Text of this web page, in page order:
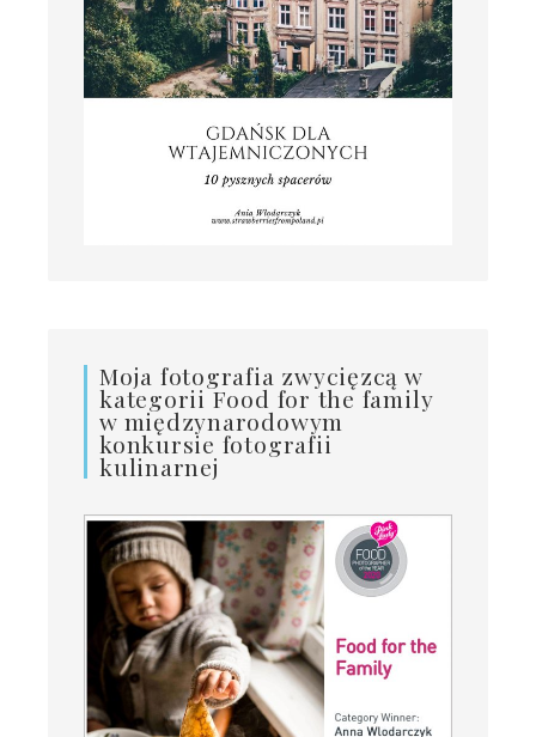
Moja fotografia zwycięzcą w
kategorii Food for the family
w międzynarodowym
konkursie fotografii
kulinarnej